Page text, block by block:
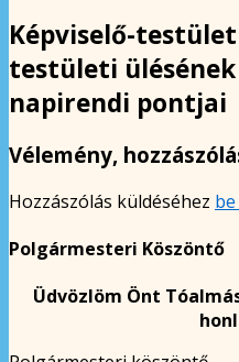
Képviselő-
testületi
napirendi pontjai
Vélemény,
Hozzászólás küldéséhez
Polgármesteri Köszöntő
Üdvözlöm Önt